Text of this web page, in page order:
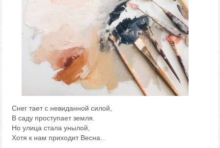
Снег тает с невиданной силой,
В саду проступает земля.
Но улица стала унылой,
Хотя к нам приходит Весна...